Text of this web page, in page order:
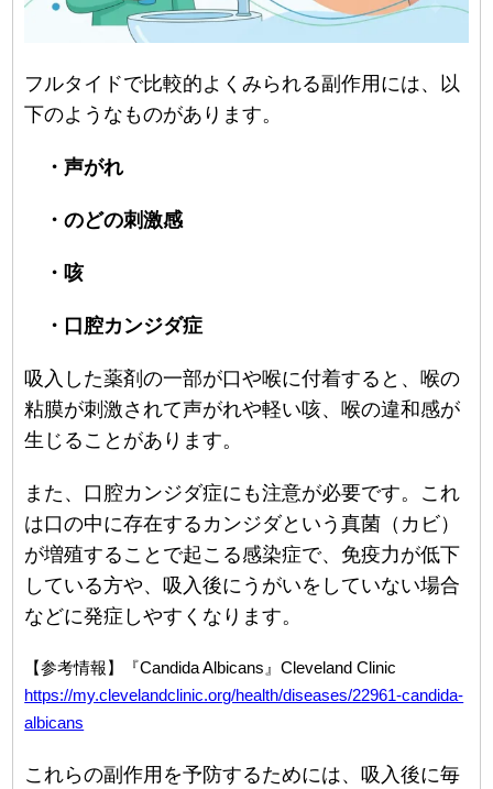
フルタイドで比較的よくみられる副作用には、以
下のようなものがあります。
・声がれ
・のどの刺激感
・咳
・口腔カンジダ症
吸入した薬剤の一部が口や喉に付着すると、喉の
粘膜が刺激されて声がれや軽い咳、喉の違和感が
生じることがあります。
また、口腔カンジダ症にも注意が必要です。これ
は口の中に存在するカンジダという真菌（カビ）
が増殖することで起こる感染症で、免疫力が低下
している方や、吸入後にうがいをしていない場合
などに発症しやすくなります。
【参考情報】『Candida Albicans』Cleveland Clinic
https://my.clevelandclinic.org/health/diseases/22961-candida-
albicans
これらの副作用を予防するためには、吸入後に毎